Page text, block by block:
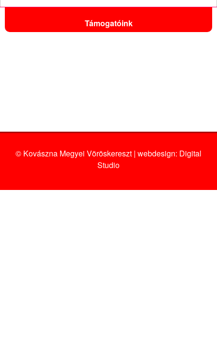
Támogatóink
© Kovászna Megyei Vöröskereszt | webdesign: Digital
Studio